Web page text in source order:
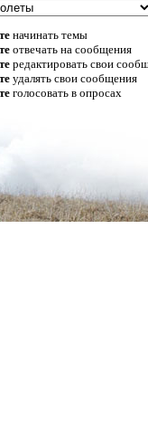
начинать темы
отвечать на сообщения
редактировать свои
удалять свои сообщения
голосовать в опросах